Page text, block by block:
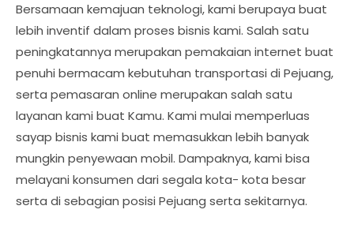
Bersamaan kemajuan teknologi, kami berupaya buat
lebih inventif dalam proses bisnis kami. Salah satu
peningkatannya merupakan pemakaian internet buat
penuhi bermacam kebutuhan transportasi di Pejuang,
serta pemasaran online merupakan salah satu
layanan kami buat Kamu. Kami mulai memperluas
sayap bisnis kami buat memasukkan lebih banyak
mungkin penyewaan mobil. Dampaknya, kami bisa
melayani konsumen dari segala kota- kota besar
serta di sebagian posisi Pejuang serta sekitarnya.